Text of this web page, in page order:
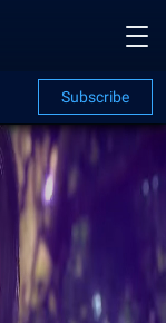
Subscribe